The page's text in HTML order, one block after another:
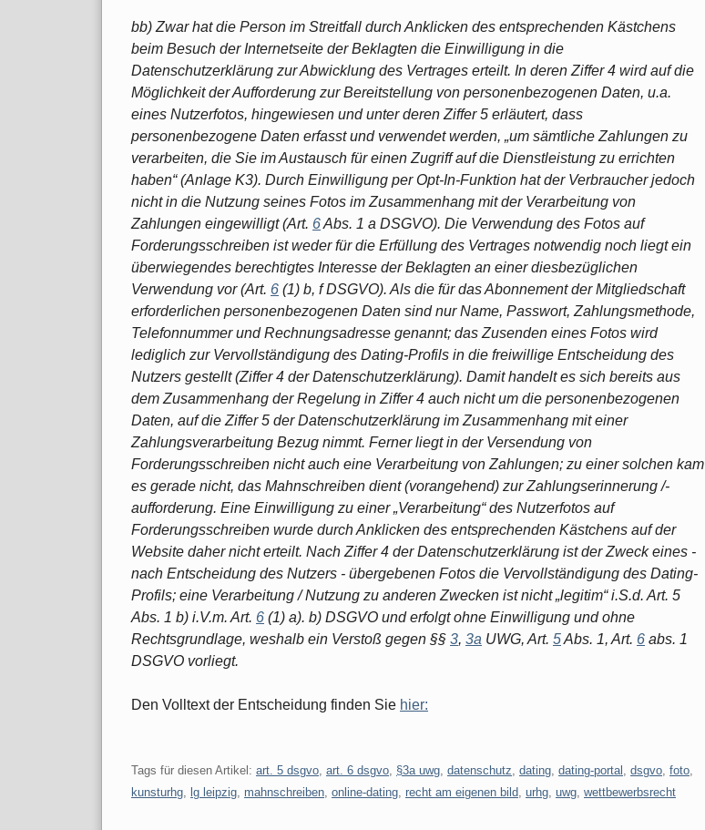
bb) Zwar hat die Person im Streitfall durch Anklicken des entsprechenden Kästchens
beim Besuch der Internetseite der Beklagten die Einwilligung in die
Datenschutzerklärung zur Abwicklung des Vertrages erteilt. In deren Ziffer 4 wird auf die
Möglichkeit der Aufforderung zur Bereitstellung von personenbezogenen Daten, u.a.
eines Nutzerfotos, hingewiesen und unter deren Ziffer 5 erläutert, dass
personenbezogene Daten erfasst und verwendet werden, „um sämtliche Zahlungen zu
verarbeiten, die Sie im Austausch für einen Zugriff auf die Dienstleistung zu errichten
haben“ (Anlage K3). Durch Einwilligung per Opt-In-Funktion hat der Verbraucher jedoch
nicht in die Nutzung seines Fotos im Zusammenhang mit der Verarbeitung von
Zahlungen eingewilligt (Art. 6Abs. 1 a DSGVO). Die Verwendung des Fotos auf
Forderungsschreiben ist weder für die Erfüllung des Vertrages notwendig noch liegt ein
überwiegendes berechtigtes Interesse der Beklagten an einer diesbezüglichen
Verwendung vor (Art. 6 (1) b, f DSGVO). Als die für das Abonnement der Mitgliedschaft
erforderlichen personenbezogenen Daten sind nur Name, Passwort, Zahlungsmethode,
Telefonnummer und Rechnungsadresse genannt; das Zusenden eines Fotos wird
lediglich zur Vervollständigung des Dating-Profils in die freiwillige Entscheidung des
Nutzers gestellt (Ziffer 4 der Datenschutzerklärung). Damit handelt es sich bereits aus
dem Zusammenhang der Regelung in Ziffer 4 auch nicht um die personenbezogenen
Daten, auf die Ziffer 5 der Datenschutzerklärung im Zusammenhang mit einer
Zahlungsverarbeitung Bezug nimmt. Ferner liegt in der Versendung von
Forderungsschreiben nicht auch eine Verarbeitung von Zahlungen; zu einer solchen kam
es gerade nicht, das Mahnschreiben dient (vorangehend) zur Zahlungserinnerung /-
aufforderung. Eine Einwilligung zu einer „Verarbeitung“ des Nutzerfotos auf
Forderungsschreiben wurde durch Anklicken des entsprechenden Kästchens auf der
Website daher nicht erteilt. Nach Ziffer 4 der Datenschutzerklärung ist der Zweck eines -
nach Entscheidung des Nutzers - übergebenen Fotos die Vervollständigung des Dating-
Profils; eine Verarbeitung / Nutzung zu anderen Zwecken ist nicht „legitim“ i.S.d. Art. 5
Abs. 1 b) i.V.m. Art. 6 (1) a). b) DSGVO und erfolgt ohne Einwilligung und ohne
Rechtsgrundlage, weshalb ein Verstoß gegen §§ 3, 3a UWG, Art. 5Abs. 1, Art. 6 abs. 1
DSGVO vorliegt.
Den Volltext der Entscheidung finden Sie hier:
Tags für diesen Artikel: art. 5 dsgvo art. 6 dsgvo §3a uwg datenschutz dating dating-portal dsgvo foto
kunsturhg
lg leipzig mahnschreiben online-dating recht am eigenen bild urhg uwg wettbewerbsrecht